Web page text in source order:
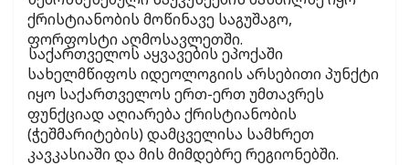
ქრისტიანობის მოწინავე საგუშაგო,
ფორფოსტი აღმოსავლეთში.
საქართველოს აყვავების ეპოქაში
სახელმწიფოს იდეოლოგიის არსებითი პუნქტი
იყო საქართველოს ერთ-ერთ უმთავრეს
ფუნქციად აღიარება ქრისტიანობის
(ჭეშმარიტების) დამცველისა სამხრეთ
კავკასიაში და მის მიმდებრე რეგიონებში.